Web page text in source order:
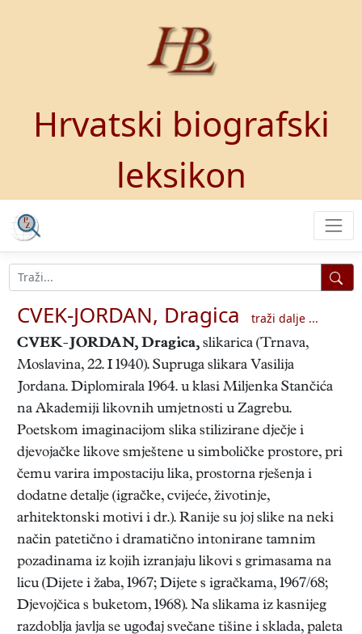
Hrvatski biografski
leksikon
CVEK-JORDAN, Dragica
traži dalje ...
CVEK-JORDAN, Dragica, slikarica (Trnava,
Moslavina, 22. I 1940). Supruga slikara Vasilija
Jordana. Diplomirala 1964. u klasi Miljenka Stančića
na Akademiji likovnih umjetnosti u Zagrebu.
Poetskom imaginacijom slika stilizirane dječje i
djevojačke likove smještene u simboličke prostore, pri
čemu varira impostaciju lika, prostorna rješenja i
dodatne detalje (igračke, cvijeće, životinje,
arhitektonski motivi i dr.). Ranije su joj slike na neki
način patetično i dramatično intonirane tamnim
pozadinama iz kojih izranjaju likovi s grimasama na
licu (Dijete i žaba, 1967; Dijete s igračkama, 1967/68;
Djevojčica s buketom, 1968). Na slikama iz kasnijeg
razdoblja javlja se ugođaj svečane tišine i sklada, paleta